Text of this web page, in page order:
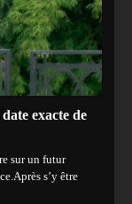
exacte de
sur un futur
s’y être